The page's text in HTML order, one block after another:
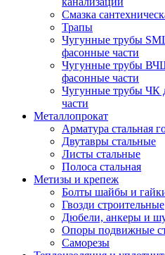
Смазка
Трапы
Чугунные трубы
фасонные части
Чугунные трубы
фасонные части
Чугунные трубы ЧК
части
Металлопрокат
Арматура стальная
Двутавры стальные
Листы стальные
Полоса стальная
Метизы и крепеж
Болты шайбы и
Гвозди строительные
Дюбели, анкеры и
Опоры подвижные
Саморезы